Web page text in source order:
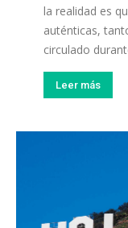
la realidad es
auténticas,
circulado
Leer más